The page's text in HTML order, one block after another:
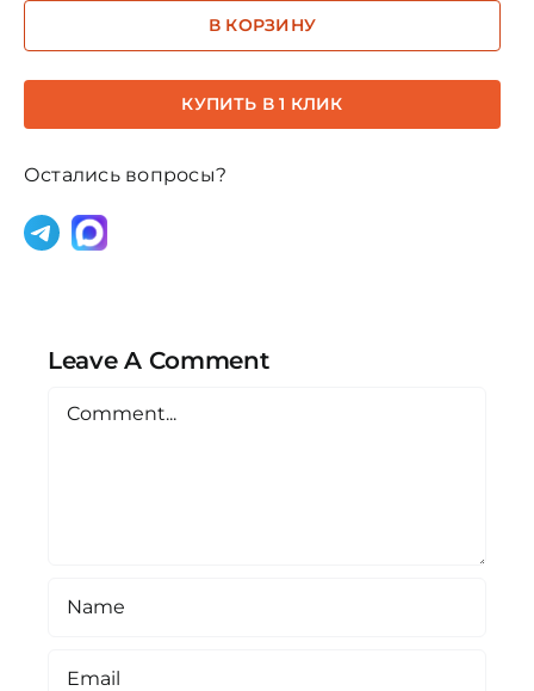
АрхангелоидВ КОРЗИНУ
КУПИТЬ В 1 КЛИК
Остались вопросы?
Leave A Comment
Comment